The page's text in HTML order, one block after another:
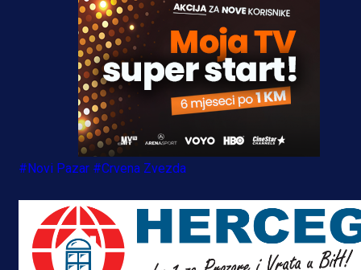
#Novi Pazar #Crvena Zvezda